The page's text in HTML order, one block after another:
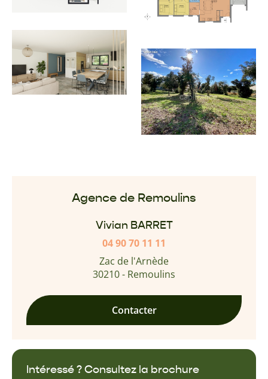
Agence de Remoulins
Vivian BARRET
04 90 70 11 11
Zac de l'Arnède
30210 - Remoulins
Contacter
Intéressé ? Consultez la brochure